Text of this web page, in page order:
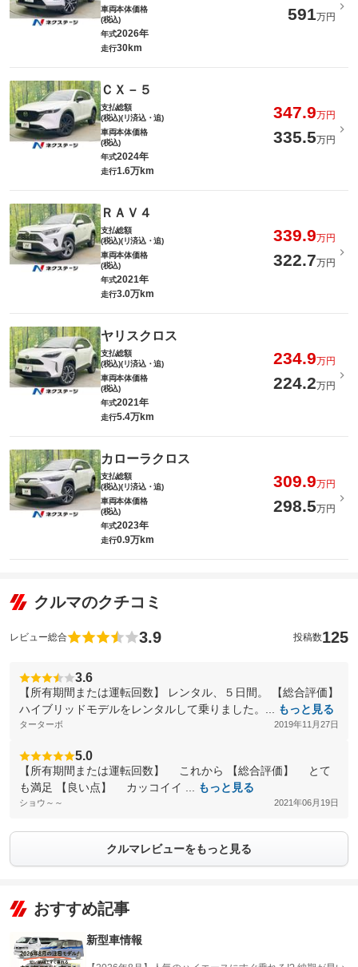
車両本体価格
(税込)
591万円
年式2026年
走行30km
ＣＸ－５
支払総額
(税込)(リ済込・追)
347.9万円
車両本体価格
(税込)
335.5万円
年式2024年
走行1.6万km
ＲＡＶ４
支払総額
(税込)(リ済込・追)
339.9万円
車両本体価格
(税込)
322.7万円
年式2021年
走行3.0万km
ヤリスクロス
支払総額
(税込)(リ済込・追)
234.9万円
車両本体価格
(税込)
224.2万円
年式2021年
走行5.4万km
カローラクロス
支払総額
(税込)(リ済込・追)
309.9万円
車両本体価格
(税込)
298.5万円
年式2023年
走行0.9万km
クルマのクチコミ
レビュー総合 3.9 投稿数125
3.6
【所有期間または運転回数】 レンタル、５日間。 【総合評価】
ハイブリッドモデルをレンタルして乗りました。...
もっと見る
ターターボ 2019年11月27日
5.0
【所有期間または運転回数】 これから 【総合評価】 とて
も満足 【良い点】 カッコイイ ...
もっと見る
ショウ～～ 2021年06月19日
クルマレビューをもっと見る
おすすめ記事
新型車情報